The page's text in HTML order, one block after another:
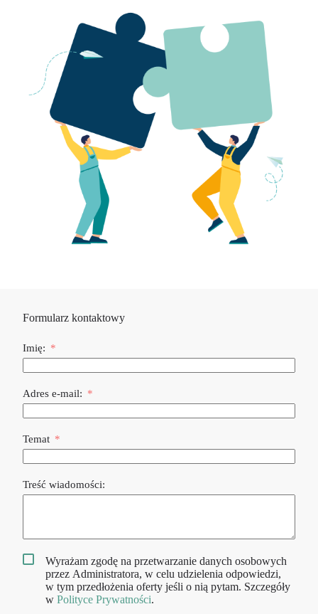
Formularz kontaktowy
Imię:
Adres e-mail:
Temat
Treść wiadomości:
Wyrażam zgodę na przetwarzanie danych osobowych
przez Administratora, w celu udzielenia odpowiedzi,
w tym przedłożenia oferty jeśli o nią pytam. Szczegóły
w Polityce Prywatności.